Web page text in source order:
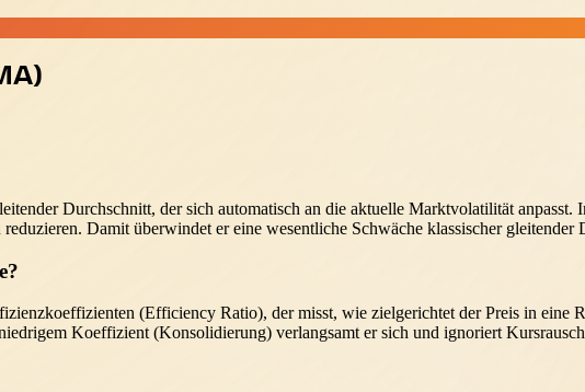
Durchschnitt, der sich automatisch an die aktuelle Marktvolatilität anpasst.
Damit überwindet er eine wesentliche Schwäche klassischer gleitender
(Efficiency Ratio), der misst, wie zielgerichtet der Preis in eine
Koeffizient (Konsolidierung) verlangsamt er sich und ignoriert